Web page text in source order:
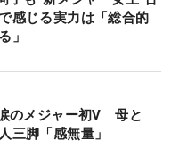
み、西村優菜、西郷
ずつ手渡される。
ンウォーターの瓶を
美夢有はなぜか、
感じる実力は「総合的
」
のメジャー初V 母と
三脚「感無量」